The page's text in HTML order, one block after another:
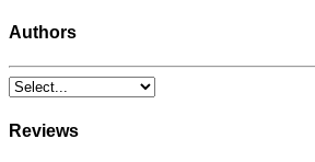
Authors
Reviews